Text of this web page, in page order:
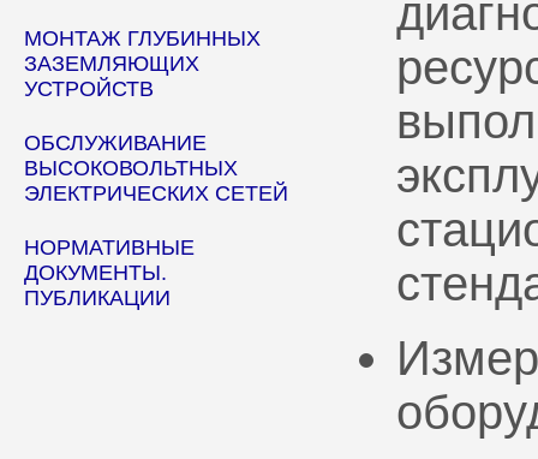
МОНТАЖ ГЛУБИННЫХ
ЗАЗЕМЛЯЮЩИХ
УСТРОЙСТВ
ОБСЛУЖИВАНИЕ
ВЫСОКОВОЛЬТНЫХ
ЭЛЕКТРИЧЕСКИХ СЕТЕЙ
НОРМАТИВНЫЕ
ДОКУМЕНТЫ.
ПУБЛИКАЦИИ